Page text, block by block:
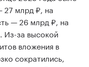
27 млрд ₽, на
— 26 млрд ₽, на
за высокой
вложения в
сократились,